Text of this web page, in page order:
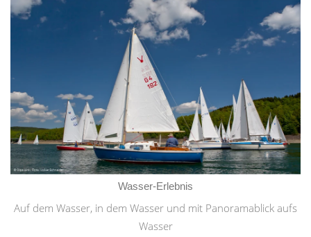
Wasser-Erlebnis
Auf dem Wasser, in dem Wasser und mit Panoramablick aufs
Wasser